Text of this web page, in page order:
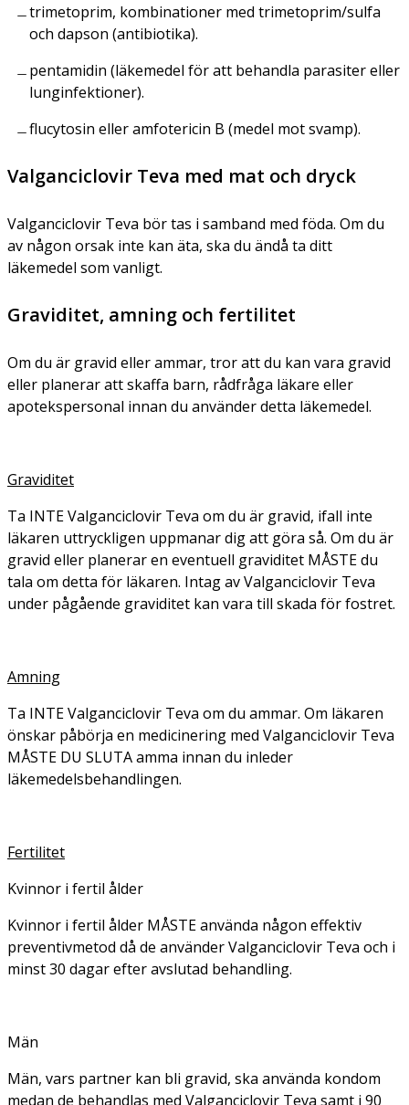
trimetoprim, kombinationer med trimetoprim/sulfa
och dapson (antibiotika).
pentamidin (läkemedel för att behandla parasiter eller
lunginfektioner).
flucytosin eller amfotericin B (medel mot svamp).
Valganciclovir Teva med mat och dryck
Valganciclovir Teva bör tas i samband med föda. Om du
av någon orsak inte kan äta, ska du ändå ta ditt
läkemedel som vanligt.
Graviditet, amning och fertilitet
Om du är gravid eller ammar, tror att du kan vara gravid
eller planerar att skaffa barn, rådfråga läkare eller
apotekspersonal innan du använder detta läkemedel.
Graviditet
Ta INTE Valganciclovir Teva om du är gravid, ifall inte
läkaren uttryckligen uppmanar dig att göra så. Om du är
gravid eller planerar en eventuell graviditet MÅSTE du
tala om detta för läkaren. Intag av Valganciclovir Teva
under pågående graviditet kan vara till skada för fostret.
Amning
Ta INTE Valganciclovir Teva om du ammar. Om läkaren
önskar påbörja en medicinering med Valganciclovir Teva
MÅSTE DU SLUTA amma innan du inleder
läkemedelsbehandlingen.
Fertilitet
Kvinnor i fertil ålder
Kvinnor i fertil ålder MÅSTE använda någon effektiv
preventivmetod då de använder Valganciclovir Teva och i
minst 30 dagar efter avslutad behandling.
Män
Män, vars partner kan bli gravid, ska använda kondom
medan de behandlas med Valganciclovir Teva samt i 90